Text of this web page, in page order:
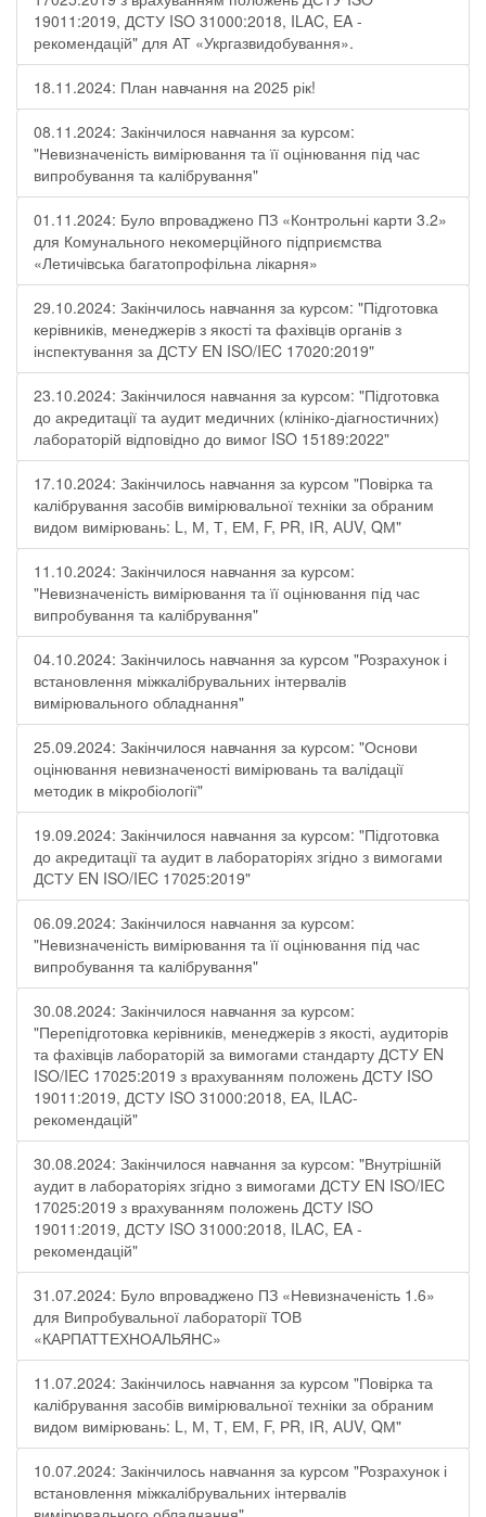
19011:2019, ДСТУ ISO 31000:2018, ILAC, EA -
рекомендацій" для АТ «Укргазвидобування».
18.11.2024: План навчання на 2025 рік!
08.11.2024: Закінчилося навчання за курсом:
"Невизначеність вимірювання та її оцінювання під час
випробування та калібрування"
01.11.2024: Було впроваджено ПЗ «Контрольні карти 3.2»
для Комунального некомерційного підприємства
«Летичівська багатопрофільна лікарня»
29.10.2024: Закінчилось навчання за курсом: "Підготовка
керівників, менеджерів з якості та фахівців органів з
інспектування за ДСТУ EN ISO/IEC 17020:2019"
23.10.2024: Закінчилося навчання за курсом: "Підготовка
до акредитації та аудит медичних (клініко-діагностичних)
лабораторій відповідно до вимог ISO 15189:2022"
17.10.2024: Закінчилось навчання за курсом "Повірка та
калібрування засобів вимірювальної техніки за обраним
видом вимірювань: L, М, Т, ЕМ, F, РR, ІR, АUV, QМ"
11.10.2024: Закінчилося навчання за курсом:
"Невизначеність вимірювання та її оцінювання під час
випробування та калібрування"
04.10.2024: Закінчилось навчання за курсом "Розрахунок і
встановлення міжкалібрувальних інтервалів
вимірювального обладнання"
25.09.2024: Закінчилося навчання за курсом: "Основи
оцінювання невизначеності вимірювань та валідації
методик в мікробіології"
19.09.2024: Закінчилося навчання за курсом: "Підготовка
до акредитації та аудит в лабораторіях згідно з вимогами
ДСТУ EN ISO/IEC 17025:2019"
06.09.2024: Закінчилося навчання за курсом:
"Невизначеність вимірювання та її оцінювання під час
випробування та калібрування"
30.08.2024: Закінчилося навчання за курсом:
"Перепідготовка керівників, менеджерів з якості, аудиторів
та фахівців лабораторій за вимогами стандарту ДСТУ EN
ISO/IEC 17025:2019 з врахуванням положень ДСТУ ISO
19011:2019, ДСТУ ISO 31000:2018, ЕА, ILAC-
рекомендацій"
30.08.2024: Закінчилося навчання за курсом: "Внутрішній
аудит в лабораторіях згідно з вимогами ДСТУ EN ISO/IEC
17025:2019 з врахуванням положень ДСТУ ISO
19011:2019, ДСТУ ISO 31000:2018, ILAC, EA -
рекомендацій"
31.07.2024: Було впроваджено ПЗ «Невизначеність 1.6»
для Випробувальної лабораторії ТОВ
«КАРПАТТЕХНОАЛЬЯНС»
11.07.2024: Закінчилось навчання за курсом "Повірка та
калібрування засобів вимірювальної техніки за обраним
видом вимірювань: L, М, Т, ЕМ, F, РR, ІR, АUV, QМ"
10.07.2024: Закінчилось навчання за курсом "Розрахунок і
встановлення міжкалібрувальних інтервалів